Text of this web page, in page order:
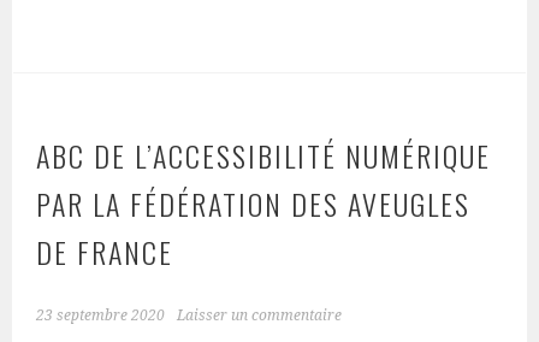
ABC DE L’ACCESSIBILITÉ NUMÉRIQUE
PAR LA FÉDÉRATION DES AVEUGLES
DE FRANCE
23 septembre 2020 Laisser un commentaire